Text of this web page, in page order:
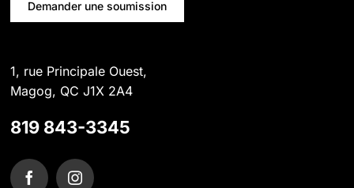
Demander une soumission
1, rue Principale Ouest,
Magog, QC J1X 2A4
819 843-3345